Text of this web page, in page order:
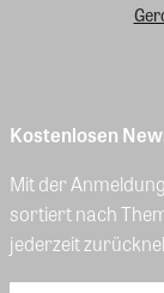
Kostenlosen
Mit der
sortiert nach
jederzeit